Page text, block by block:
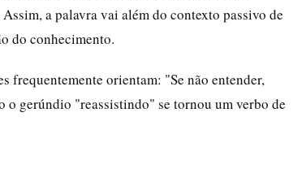
a palavra vai além do contexto passivo de
do conhecimento.
frequentemente orientam: "Se não entender,
o gerúndio "reassistindo" se tornou um verbo de